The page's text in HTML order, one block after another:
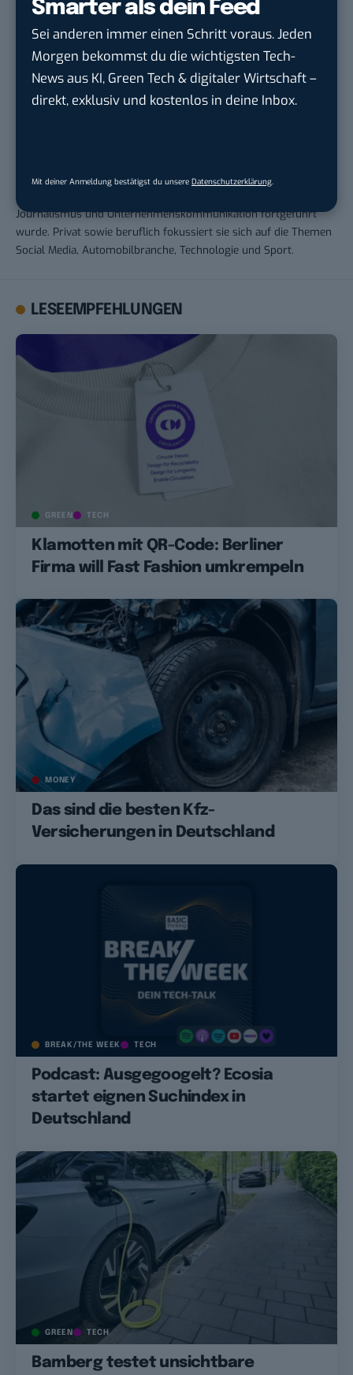
Smarter als dein Feed
Sei anderen immer einen Schritt voraus. Jeden
Morgen bekommst du die wichtigsten Tech-
News aus KI, Green Tech & digitaler Wirtschaft –
direkt, exklusiv und kostenlos in deine Inbox.
Mit deiner Anmeldung bestätigst du unsere Datenschutzerklärung.
THEMEN: BTLISTICLE CORONA
während ihrer Schulzeit begann 2011 ihre Arbeit als freie
Journalismus und Unternehmenskommunikation fortgeführt
wurde. Privat sowie beruflich fokussiert sie sich auf die Themen
Social Media, Automobilbranche, Technologie und Sport.
LESEEMPFEHLUNGEN
GREEN TECH
Klamotten mit QR-Code: Berliner
Firma will Fast Fashion umkrempeln
MONEY
Das sind die besten Kfz-
Versicherungen in Deutschland
BREAK/THE WEEK TECH
Podcast: Ausgegoogelt? Ecosia
startet eignen Suchindex in
Deutschland
GREEN TECH
Bamberg testet unsichtbare